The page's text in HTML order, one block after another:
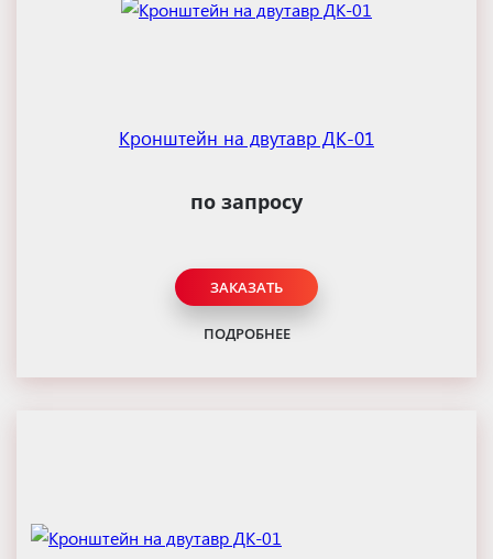
Кронштейн на двутавр ДК-01
по запросу
ЗАКАЗАТЬ
ПОДРОБНЕЕ